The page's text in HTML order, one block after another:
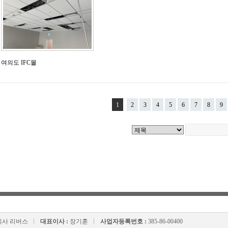
여의도 IFC몰
1 2 3 4 5 6 7 8 9
사 리버스 대표이사 : 장기훈 사업자등록번호 : 385-86-00400